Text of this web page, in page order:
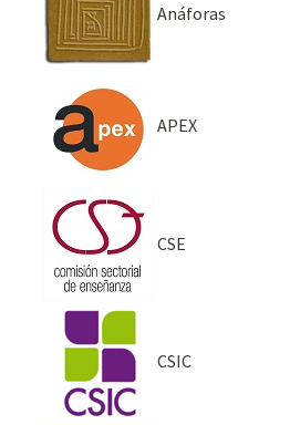
Anáforas
APEX
CSE
CSIC